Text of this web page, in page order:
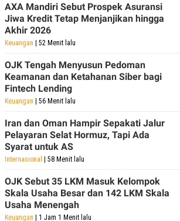
AXA Mandiri Sebut Prospek Asuransi
Jiwa Kredit Tetap Menjanjikan hingga
Akhir 2026
Keuangan | 52 Menit lalu
OJK Tengah Menyusun Pedoman
Keamanan dan Ketahanan Siber bagi
Fintech Lending
Keuangan | 56 Menit lalu
Iran dan Oman Hampir Sepakati Jalur
Pelayaran Selat Hormuz, Tapi Ada
Syarat untuk AS
Internasional | 58 Menit lalu
OJK Sebut 35 LKM Masuk Kelompok
Skala Usaha Besar dan 142 LKM Skala
Usaha Menengah
Keuangan | 1 Jam 1 Menit lalu